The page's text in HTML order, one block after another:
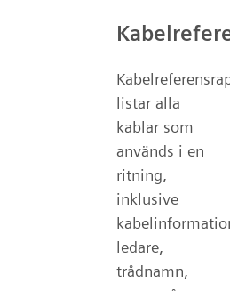
listar alla
kablar som
används i en
ritning,
inklusive
ledare,
trådnamn,